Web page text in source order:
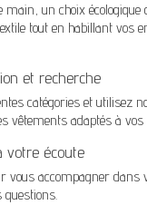
main, un choix
tout en habillant vos
et recherche
catégories et utilisez
vêtements adaptés à vos
votre écoute
vous accompagner dans
questions.